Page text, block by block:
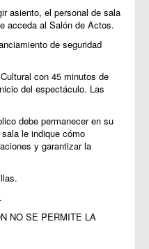
asiento, el personal de sala
acceda al Salón de Actos.
de seguridad
con 45 minutos de
del espectáculo. Las
debe permanecer en su
le indique cómo
y garantizar la
NO SE PERMITE LA